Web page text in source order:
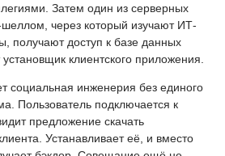
Затем один из серверных
через который изучают ИТ-
получают доступ к базе данных
клиентского приложения.
социальная инженерия без единого
Пользователь подключается к
предложение скачать
Устанавливает её, и вместо